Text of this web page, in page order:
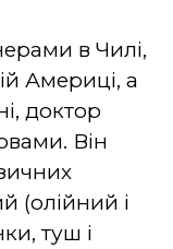
в Чилі,
Америці, а
доктор
Він
(олійний і
туш і